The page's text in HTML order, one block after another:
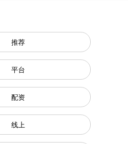
推荐
平台
配资
线上